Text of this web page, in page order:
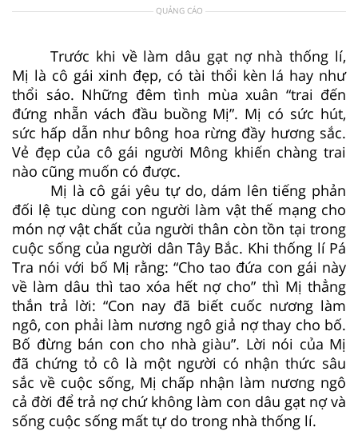
QUẢNG CÁO
Trước khi về làm dâu gạt nợ nhà thống lí,
Mị là cô gái xinh đẹp, có tài thổi kèn lá hay như
thổi sáo. Những đêm tình mùa xuân “trai đến
đứng nhẵn vách đầu buồng Mị”. Mị có sức hút,
sức hấp dẫn như bông hoa rừng đầy hương sắc.
Vẻ đẹp của cô gái người Mông khiến chàng trai
nào cũng muốn có được.
Mị là cô gái yêu tự do, dám lên tiếng phản
đối lệ tục dùng con người làm vật thế mạng cho
món nợ vật chất của người thân còn tồn tại trong
cuộc sống của người dân Tây Bắc. Khi thống lí Pá
Tra nói với bố Mị rằng: “Cho tao đứa con gái này
về làm dâu thì tao xóa hết nợ cho” thì Mị thẳng
thắn trả lời: “Con nay đã biết cuốc nương làm
ngô, con phải làm nương ngô giả nợ thay cho bố.
Bố đừng bán con cho nhà giàu”. Lời nói của Mị
đã chứng tỏ cô là một người có nhận thức sâu
sắc về cuộc sống, Mị chấp nhận làm nương ngô
cả đời để trả nợ chứ không làm con dâu gạt nợ và
sống cuộc sống mất tự do trong nhà thống lí.